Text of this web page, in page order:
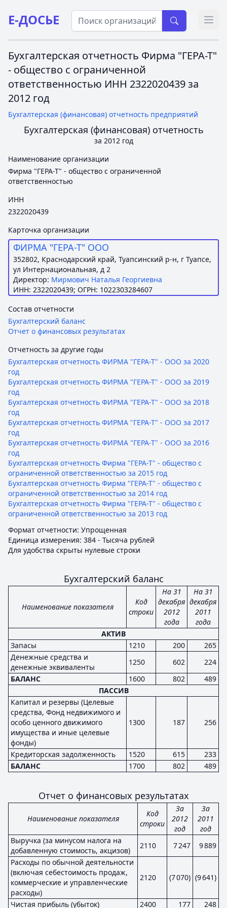
Е-ДОСЬЕ
Бухгалтерская отчетность Фирма "ГЕРА-Т"
- общество с ограниченной
ответственностью ИНН 2322020439 за
2012 год
Бухгалтерская (финансовая) отчетность предприятий
Бухгалтерская (финансовая) отчетность
за 2012 год
Наименование организации
Фирма "ГЕРА-Т" - общество с ограниченной
ответственностью
ИНН
2322020439
Карточка организации
ФИРМА "ГЕРА-Т" ООО
352802, Краснодарский край, Туапсинский р-н, г Туапсе,
ул Интернациональная, д 2
Директор: Мирмович Наталья Георгиевна
ИНН: 2322020439; ОГРН: 1022303284607
Состав отчетности
Бухгалтерский баланс
Отчет о финансовых результатах
Отчетность за другие годы
Бухгалтерская отчетность ФИРМА "ГЕРА-Т" - ООО за 2020
год
Бухгалтерская отчетность ФИРМА "ГЕРА-Т" - ООО за 2019
год
Бухгалтерская отчетность ФИРМА "ГЕРА-Т" - ООО за 2018
год
Бухгалтерская отчетность ФИРМА "ГЕРА-Т" - ООО за 2017
год
Бухгалтерская отчетность ФИРМА "ГЕРА-Т" - ООО за 2016
год
Бухгалтерская отчетность Фирма "ГЕРА-Т" - общество с
ограниченной ответственностью за 2015 год
Бухгалтерская отчетность Фирма "ГЕРА-Т" - общество с
ограниченной ответственностью за 2014 год
Бухгалтерская отчетность Фирма "ГЕРА-Т" - общество с
ограниченной ответственностью за 2013 год
Формат отчетности: Упрощенная
Единица измерения: 384 - Тысяча рублей
Для удобства скрыты нулевые строки
Бухгалтерский баланс
Наименование показателя
Код
строки
На 31
декабря
2012
года
На 31
декабря
2011
года
АКТИВ
Запасы
1210 200
265
Денежные средства и
денежные эквиваленты
1250 602
224
БАЛАНС
1600 802
489
ПАССИВ
Капитал и резервы (Целевые
средства, Фонд недвижимого и
особо ценного движимого
имущества и иные целевые
фонды)
1300 187 256
Кредиторская задолженность 1520 615
233
БАЛАНС
1700 802 489
Отчет о финансовых результатах
Наименование показателя
Код
строки
За
2012
год
За
2011
год
Выручка (за минусом налога на
добавленную стоимость, акцизов)
2110 7 247
9 889
Расходы по обычной деятельности
(включая себестоимость продаж,
коммерческие и управленческие
расходы)
2120 (7 070) (9 641)
Чистая прибыль (убыток) 2400 177 248